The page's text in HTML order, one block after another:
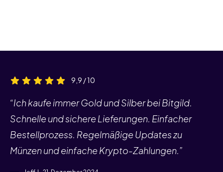
9,9 / 10
“Ich kaufe immer Gold und Silber bei Bitgild.
Schnelle und sichere Lieferungen. Einfacher
Bestellprozess. Regelmäßige Updates zu
Münzen und einfache Krypto-Zahlungen.”